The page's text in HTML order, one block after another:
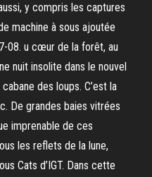
y compris les captures
machine à sous ajoutée
08. u cœur de la forêt, au
nuit insolite dans le nouvel
des loups. C’est la
De grandes baies vitrées
imprenable de ces
les reflets de la lune,
Cats d’IGT. Dans cette